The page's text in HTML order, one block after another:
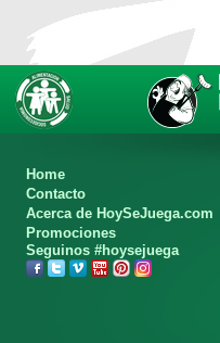
Home
Contacto
Acerca de HoySeJuega.com
Promociones
Seguinos #hoysejuega